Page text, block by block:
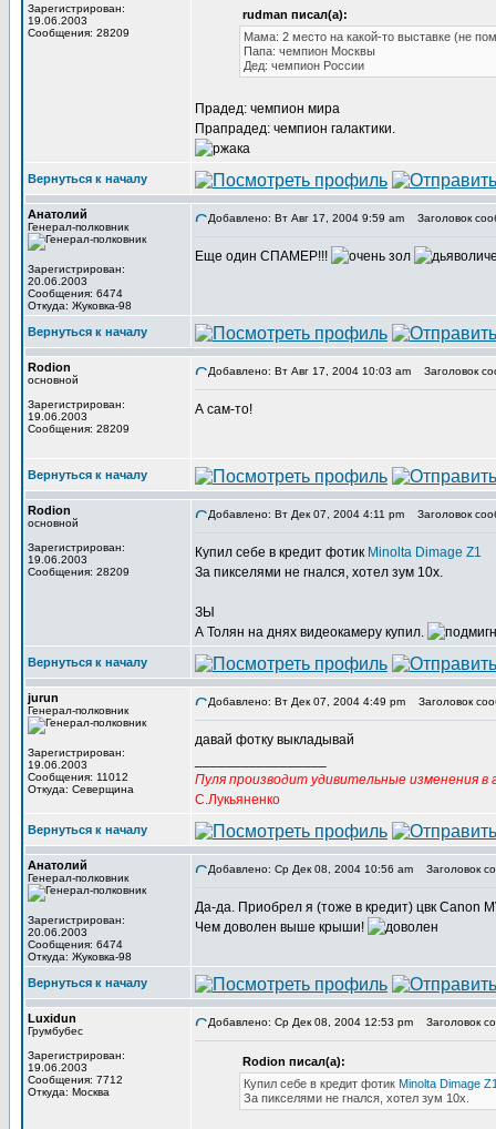
Зарегистрирован:
19.06.2003
Сообщения: 28209
rudman писал(а):
Мама: 2 место на какой-то выставке (не
Папа: чемпион Москвы
Дед: чемпион России
Прадед: чемпион мира
Прапрадед: чемпион галактики.
Вернуться к началу
Анатолий
Генерал-полковник
Зарегистрирован:
20.06.2003
Сообщения: 6474
Откуда: Жуковка-98
Добавлено: Вт Авг 17, 2004 9:59 am Заголовок
Еще один СПАМЕР!!!
Вернуться к началу
Rodion
основной
Зарегистрирован:
19.06.2003
Сообщения: 28209
Добавлено: Вт Авг 17, 2004 10:03 am Заголовок
А сам-то!
Вернуться к началу
Rodion
основной
Зарегистрирован:
19.06.2003
Сообщения: 28209
Добавлено: Вт Дек 07, 2004 4:11 pm Заголовок
Купил себе в кредит фотик Minolta Dimage Z1
За пикселями не гнался, хотел зум 10х.
ЗЫ
А Толян на днях видеокамеру купил.
Вернуться к началу
jurun
Генерал-полковник
Зарегистрирован:
19.06.2003
Сообщения: 11012
Откуда: Северщина
Добавлено: Вт Дек 07, 2004 4:49 pm Заголовок
давай фотку выкладывай
Пуля производит удивительные изменения в
С.Лукьяненко
Вернуться к началу
Анатолий
Генерал-полковник
Зарегистрирован:
20.06.2003
Сообщения: 6474
Откуда: Жуковка-98
Добавлено: Ср Дек 08, 2004 10:56 am Заголовок
Да-да. Приобрел я (тоже в кредит) цвк Canon
Чем доволен выше крыши!
Вернуться к началу
Luxidun
Грумбубес
Зарегистрирован:
19.06.2003
Сообщения: 7712
Откуда: Москва
Добавлено: Ср Дек 08, 2004 12:53 pm Заголовок
Rodion писал(а):
Купил себе в кредит фотик Minolta Dimage
За пикселями не гнался, хотел зум 10х.